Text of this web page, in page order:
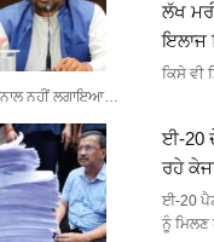
ਲੱਖ
ਇਲਾਜ
ਕਿਸੇ ਵੀ
ਨਾਲ ਨਹੀਂ ਲਗਾਇਆ…
ਈ-20
ਰਹੇ
ਈ-20
ਨੂੰ